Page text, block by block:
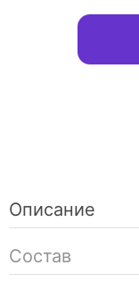
Описание
Состав